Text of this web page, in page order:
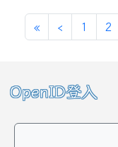
«第一頁
‹ 上一頁
1 2
左邊區域內容
OpenID登入